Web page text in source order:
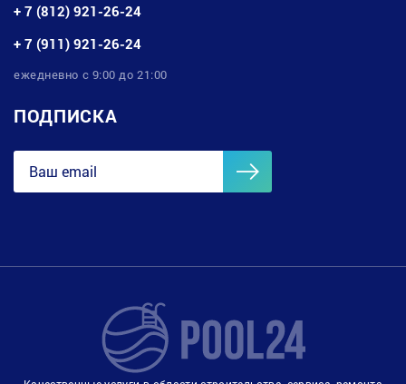
+ 7 (812) 921-26-24
+ 7 (911) 921-26-24
ежедневно с 9:00 до 21:00
ПОДПИСКА